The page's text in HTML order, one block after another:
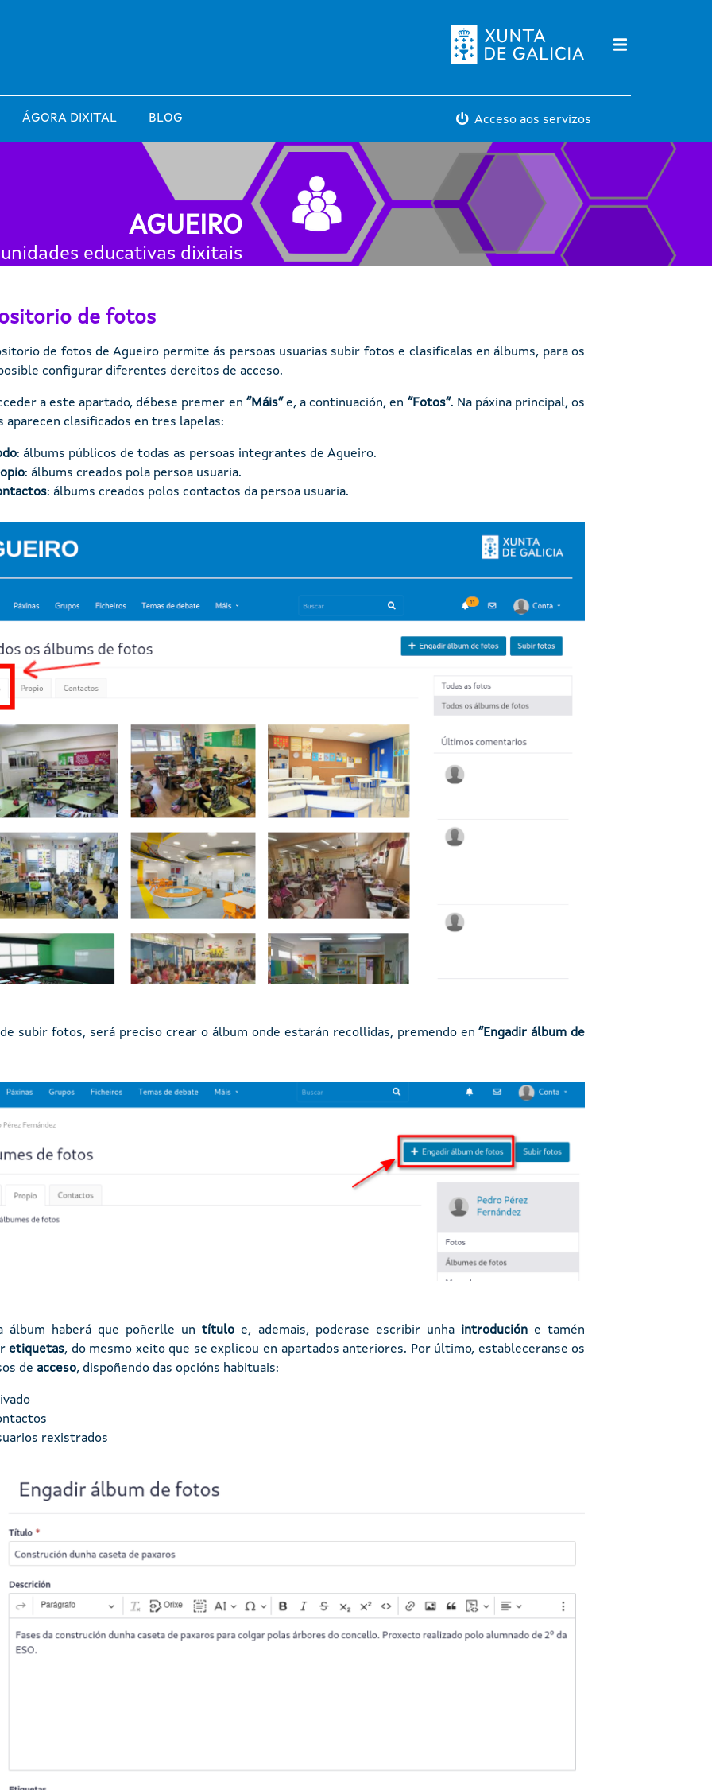
ÁGORA DIXITAL BLOG Acceso aos servizos
AGUEIRO
educativas dixitais
de fotos
de fotos de Agueiro permite ás persoas usuarias subir fotos e clasificalas en álbums, para os
configurar diferentes dereitos de acceso.
a este apartado, débese premer en “Máis”e, a continuación, en “Fotos”. Na páxina principal, os
aparecen clasificados en tres lapelas:
: álbums públicos de todas as persoas integrantes de Agueiro.
: álbums creados pola persoa usuaria.
: álbums creados polos contactos da persoa usuaria.
subir fotos, será preciso crear o álbum onde estarán recollidas, premendo en“Engadir álbum de
álbum haberá que poñerlle untítuloe, ademais, poderase escribir unha introdución e tamén
etiquetas, do mesmo xeito que se explicou en apartados anteriores. Por último, estableceranse os
de acceso, dispoñendo das opcións habituais:
rexistrados